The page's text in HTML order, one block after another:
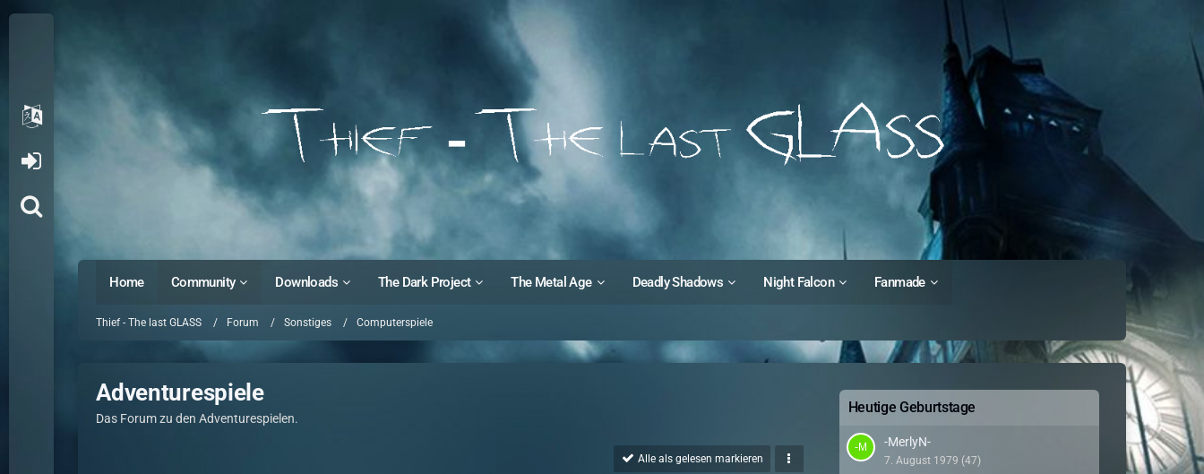
Home Community Downloads The Dark Project The Metal Age Deadly Shadows Night Falcon Fanmade
Thief - The last GLASS Forum Sonstiges Computerspiele
Adventurespiele
Das Forum zu den Adventurespielen.
Alle als gelesen markieren
Heutige Geburtstage
-MerlyN-
7. August 1979 (47)